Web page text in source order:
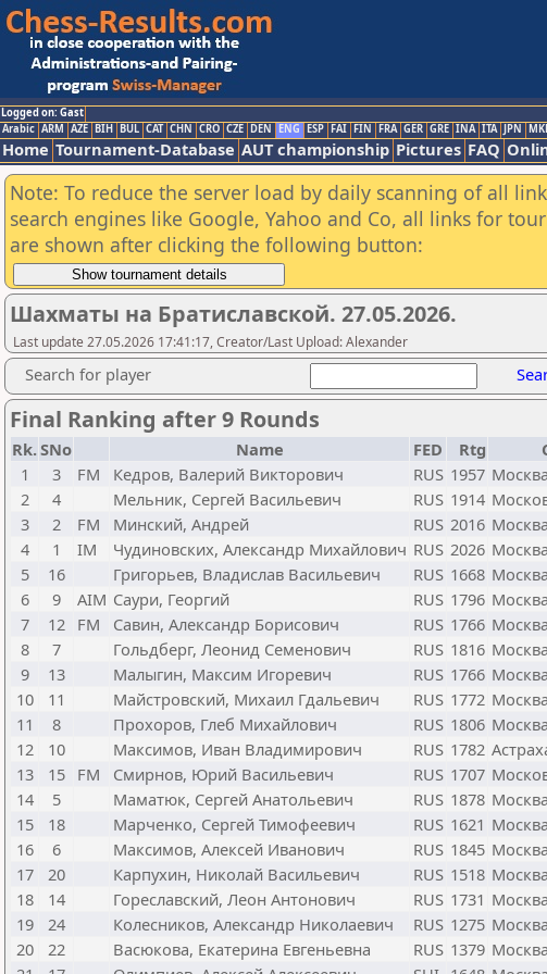
Logged on: Gast
Arabic ARM AZE BIH BUL CAT CHN CRO CZE DEN ENG ESP FAI FIN FRA GER GRE INA ITA JPN
Home Tournament-Database AUT championship Pictures FAQ
Note: To reduce the server load by daily scanning of all
search engines like Google, Yahoo and Co, all links for
are shown after clicking the following button:
Шахматы на Братиславской. 27.05.2026.
Last update 27.05.2026 17:41:17, Creator/Last Upload: Alexander
Search for player
Final Ranking after 9 Rounds
Rk.SNo Name FED Rtg
1
3 FM Кедров, Валерий Викторович RUS 1957 Москва
2
4 Мельник, Сергей Васильевич RUS 1914
3
2 FM Минский, Андрей RUS 2016 Москва
4
1 IM Чудиновских, Александр Михайлович RUS 2026 Москва
5
16 Григорьев, Владислав Васильевич RUS 1668 Москва
6
9 AIM Саури, Георгий RUS 1796 Москва
7
12 FM Савин, Александр Борисович RUS 1766 Москва
8
7 Гольдберг, Леонид Семенович RUS 1816 Москва
9
13 Малыгин, Максим Игоревич RUS 1766 Москва
10
11 Майстровский, Михаил Гдальевич RUS 1772 Москва
11
8 Прохоров, Глеб Михайлович RUS 1806 Москва
12
10 Максимов, Иван Владимирович RUS 1782
13
15 FM Смирнов, Юрий Васильевич RUS 1707
14
5 Маматюк, Сергей Анатольевич RUS 1878 Москва
15
18 Марченко, Сергей Тимофеевич RUS 1621 Москва
16
6 Максимов, Алексей Иванович RUS 1845 Москва
17
20 Карпухин, Николай Васильевич RUS 1518 Москва
18
14 Гореславский, Леон Антонович RUS 1731 Москва
19
24 Колесников, Александр Николаевич RUS 1275 Москва
20
22 Васюкова, Екатерина Евгеньевна RUS 1379 Москва